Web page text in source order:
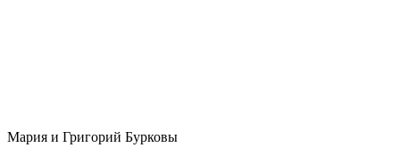
Мария и Григорий Бурковы